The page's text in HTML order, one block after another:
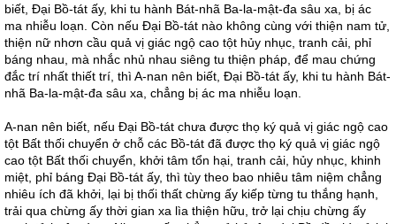
biết, Đại Bồ-tát ấy, khi tu hành Bát-nhã Ba-la-mật-đa sâu xa, bị ác
ma nhiễu loạn. Còn nếu Đại Bồ-tát nào không cùng với thiện nam tử,
thiện nữ nhơn cầu quả vị giác ngộ cao tột hủy nhục, tranh cải, phỉ
báng nhau, mà nhắc nhủ nhau siêng tu thiện pháp, để mau chứng
đắc trí nhất thiết trí, thì A-nan nên biết, Đại Bồ-tát ấy, khi tu hành Bát-
nhã Ba-la-mật-đa sâu xa, chẳng bị ác ma nhiễu loạn.
A-nan nên biết, nếu Đại Bồ-tát chưa được thọ ký quả vị giác ngộ cao
tột Bất thối chuyển ở chỗ các Bồ-tát đã được thọ ký quả vị giác ngộ
cao tột Bất thối chuyển, khởi tâm tổn hại, tranh cải, hủy nhục, khinh
miệt, phỉ báng Đại Bồ-tát ấy, thì tùy theo bao nhiêu tâm niệm chẳng
nhiêu ích đã khởi, lại bị thối thất chừng ấy kiếp từng tu thắng hạnh,
trải qua chừng ấy thời gian xa lìa thiện hữu, trở lại chịu chừng ấy